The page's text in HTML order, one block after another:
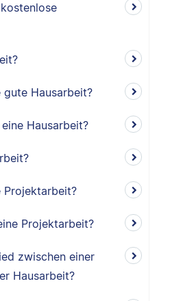
gute Hausarbeit?
Hausarbeit?
Projektarbeit?
Projektarbeit?
zwischen einer
Hausarbeit?